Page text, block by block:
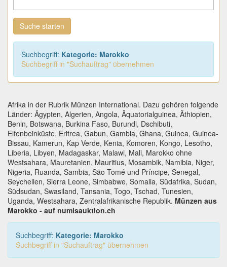
Suche starten
Suchbegriff: Kategorie: Marokko
Suchbegriff in "Suchauftrag" übernehmen
Afrika in der Rubrik Münzen International. Dazu gehören folgende
Länder: Ägypten, Algerien, Angola, Äquatorialguinea, Äthiopien,
Benin, Botswana, Burkina Faso, Burundi, Dschibuti,
Elfenbeinküste, Eritrea, Gabun, Gambia, Ghana, Guinea, Guinea-
Bissau, Kamerun, Kap Verde, Kenia, Komoren, Kongo, Lesotho,
Liberia, Libyen, Madagaskar, Malawi, Mali, Marokko ohne
Westsahara, Mauretanien, Mauritius, Mosambik, Namibia, Niger,
Nigeria, Ruanda, Sambia, São Tomé und Príncipe, Senegal,
Seychellen, Sierra Leone, Simbabwe, Somalia, Südafrika, Sudan,
Südsudan, Swasiland, Tansania, Togo, Tschad, Tunesien,
Uganda, Westsahara, Zentralafrikanische Republik. Münzen aus
Marokko - auf numisauktion.ch
Suchbegriff: Kategorie: Marokko
Suchbegriff in "Suchauftrag" übernehmen